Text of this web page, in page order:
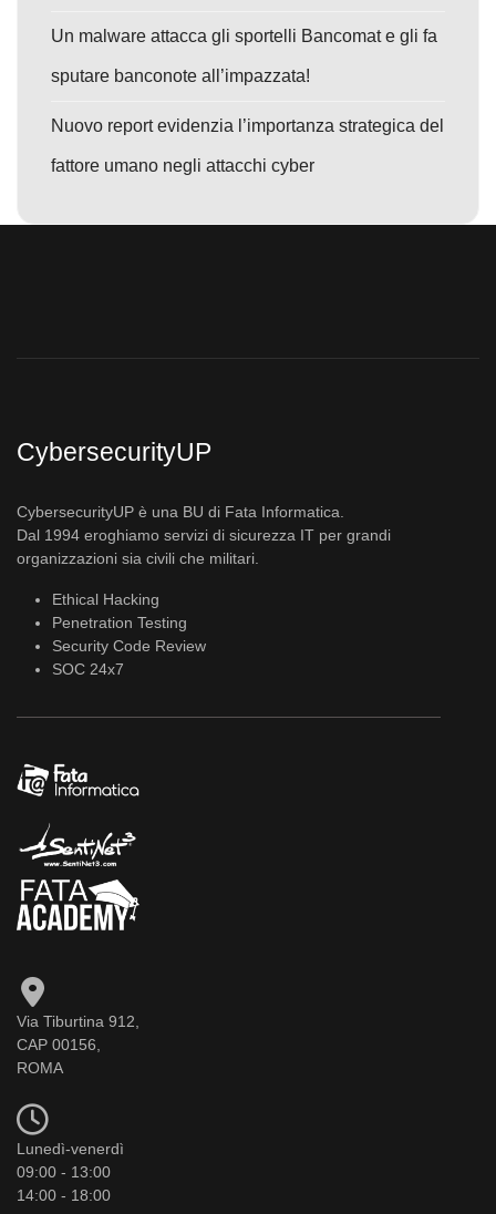
Un malware attacca gli sportelli Bancomat e gli fa
sputare banconote all’impazzata!
Nuovo report evidenzia l’importanza strategica del
fattore umano negli attacchi cyber
CybersecurityUP
CybersecurityUP è una BU di Fata Informatica.
Dal 1994 eroghiamo servizi di sicurezza IT per grandi
organizzazioni sia civili che militari.
Ethical Hacking
Penetration Testing
Security Code Review
SOC 24x7
Via Tiburtina 912,
CAP 00156,
ROMA
Lunedì-venerdì
09:00 - 13:00
14:00 - 18:00